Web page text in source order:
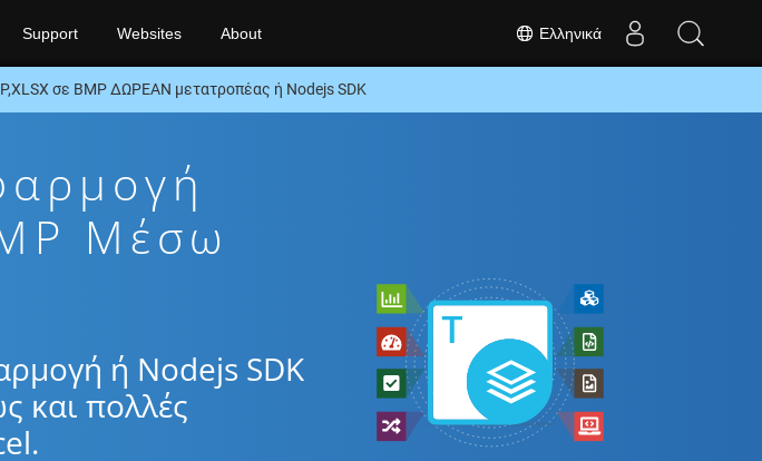
Ελληνικά
Support Websites About
σε BMP ΔΩΡΕΑΝ μετατροπέας ή Nodejs SDK
Μέσω
ή Nodejs SDK
και πολλές